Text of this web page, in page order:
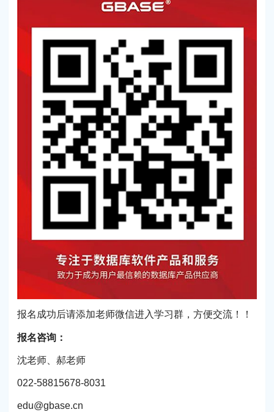
报名成功后请添加老师微信进入学习群，方便交流！！
报名咨询：
沈老师、郝老师
022-58815678-8031
edu@gbase.cn